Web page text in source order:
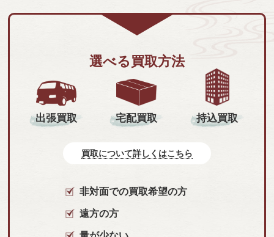
選べる買取方法
出張買取 宅配買取 持込買取
買取について詳しくはこちら
非対面での買取希望の方
遠方の方